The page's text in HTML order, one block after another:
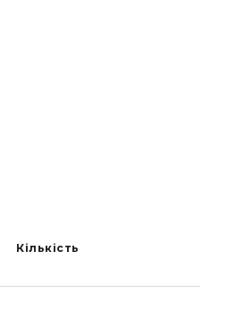
Кількість